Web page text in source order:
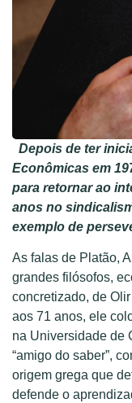
Depois de ter
Econômicas em
para retornar ao
anos no
exemplo de
As falas de Platão,
grandes filósofos,
concretizado, de
aos 71 anos, ele
na Universidade de
“amigo do saber”,
origem grega que
defende o